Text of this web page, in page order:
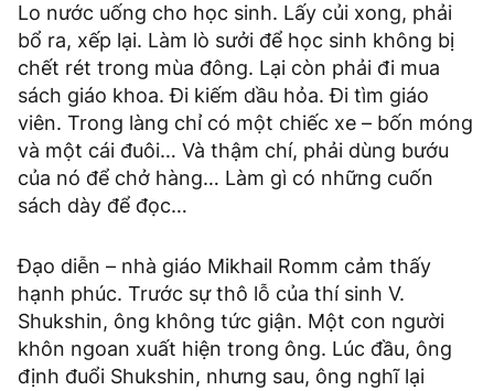
Lo nước uống cho học sinh. Lấy củi xong, phải
bổ ra, xếp lại. Làm lò sưởi để học sinh không bị
chết rét trong mùa đông. Lại còn phải đi mua
sách giáo khoa. Đi kiếm dầu hỏa. Đi tìm giáo
viên. Trong làng chỉ có một chiếc xe – bốn móng
và một cái đuôi… Và thậm chí, phải dùng bướu
của nó để chở hàng… Làm gì có những cuốn
sách dày để đọc…
Đạo diễn – nhà giáo Mikhail Romm cảm thấy
hạnh phúc. Trước sự thô lỗ của thí sinh V.
Shukshin, ông không tức giận. Một con người
khôn ngoan xuất hiện trong ông. Lúc đầu, ông
định đuổi Shukshin, nhưng sau, ông nghĩ lại